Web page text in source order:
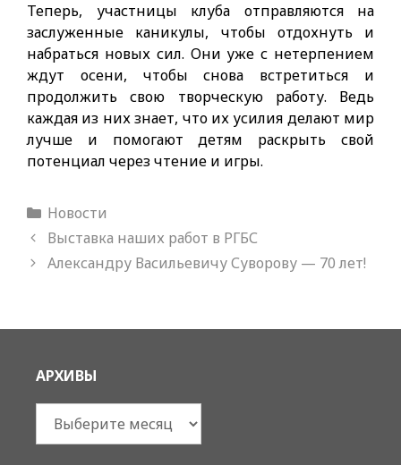
Теперь, участницы клуба отправляются на
заслуженные каникулы, чтобы отдохнуть и
набраться новых сил. Они уже с нетерпением
ждут осени, чтобы снова встретиться и
продолжить свою творческую работу. Ведь
каждая из них знает, что их усилия делают мир
лучше и помогают детям раскрыть свой
потенциал через чтение и игры.
Рубрики
Новости
Выставка наших работ в РГБС
Александру Васильевичу Суворову — 70 лет!
АРХИВЫ
Архивы